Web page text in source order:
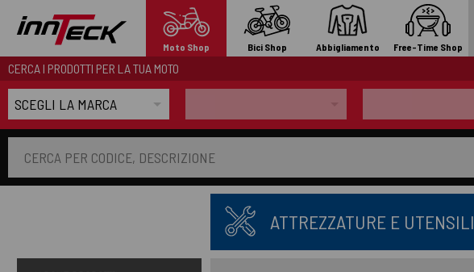
Moto Shop Bici Shop Abbigliamento Free-Time Shop
CERCA I PRODOTTI PER LA TUA MOTO
ATTREZZATURE E UTENSILI